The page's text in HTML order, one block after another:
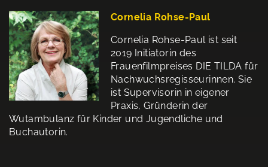
Cornelia Rohse-Paul
Cornelia Rohse-Paul ist seit
2019 Initiatorin des
Frauenfilmpreises DIE TILDA für
Nachwuchsregisseurinnen. Sie
ist Supervisorin in eigener
Praxis, Gründerin der
Wutambulanz für Kinder und Jugendliche und
Buchautorin.